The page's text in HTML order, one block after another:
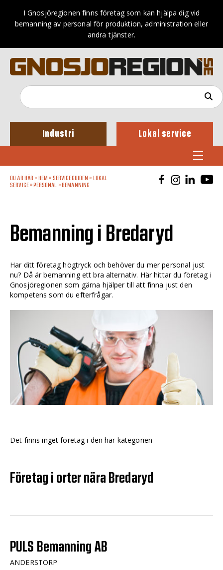
I Gnosjöregionen finns företag som kan hjälpa dig vid
bemanning av personal för produktion, administration eller
andra tjänster.
Industri Lokal service
DU ÄR HÄR » HEM » SERVICEGUIDEN »
LOKAL
SERVICE» PERSONAL » BEMANNING
Bemanning i Bredaryd
Har ditt företag högtryck och behöver du mer personal just
nu? Då är bemanning ett bra alternativ. Här hittar du företag i
Gnosjöregionen som gärna hjälper till att finna just den
kompetens som du efterfrågar.
Det finns inget företag i den här kategorien
Företag i orter nära Bredaryd
PULS Bemanning AB
ANDERSTORP